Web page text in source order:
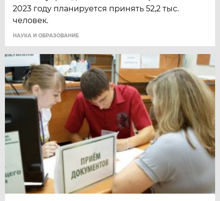
2023 году планируется принять 52,2 тыс.
человек.
НАУКА И ОБРАЗОВАНИЕ